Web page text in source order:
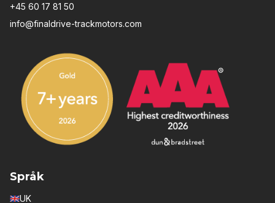
+45 60 17 81 50
info@finaldrive-trackmotors.com
Språk
UK